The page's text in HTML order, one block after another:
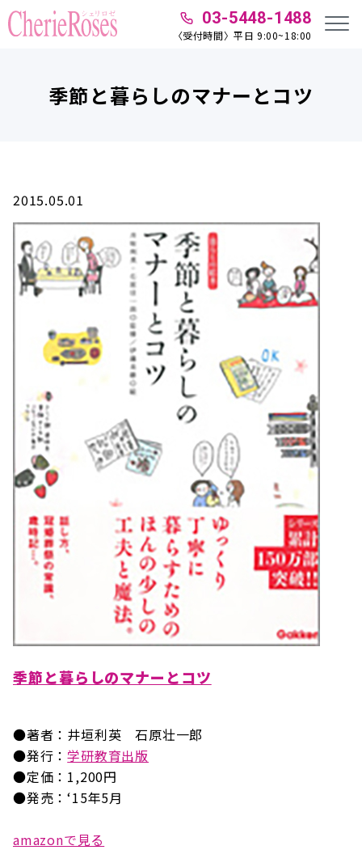
03-5448-1488
〈受付時間〉平日 9:00~18:00
季節と暮らしのマナーとコツ
2015.05.01
季節と暮らしのマナーとコツ
●著者：井垣利英 石原壮一郎
●発行：学研教育出版
●定価：1,200円
●発売：‘15年5月
amazonで見る